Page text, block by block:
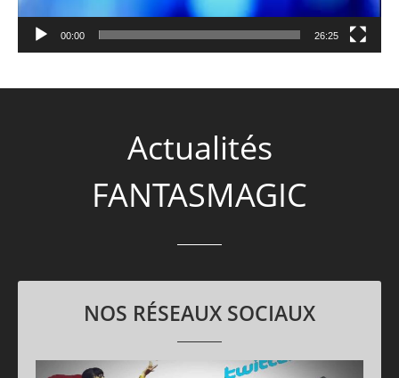
00:00 26:25
Actualités
FANTASMAGIC
NOS RÉSEAUX SOCIAUX